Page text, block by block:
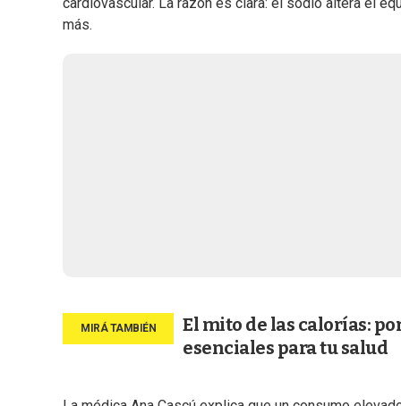
más.
El mito de las calorías:
esenciales para tu salud